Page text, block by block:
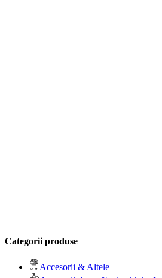
Categorii produse
Accesorii & Altele